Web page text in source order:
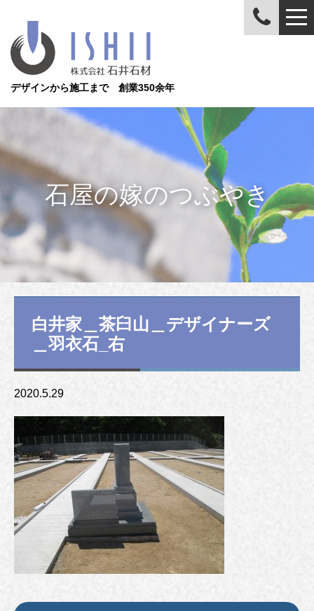
デザインから施工まで 創業350余年
石屋の嫁のつぶやき
白井家＿茶臼山＿デザイナーズ
＿羽衣石_右
2020.5.29